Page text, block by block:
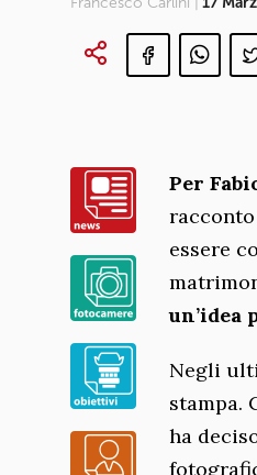
Per
essere
un’idea
Negli
stampa.
ha